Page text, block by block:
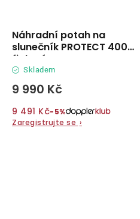
Náhradní potah na
slunečník PROTECT 400P
fialová
Skladem
9 990 Kč
9 491 Kč−5%
Zaregistrujte se ›